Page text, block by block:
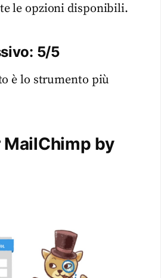
le opzioni disponibili.
5/5
è lo strumento più
MailChimp by